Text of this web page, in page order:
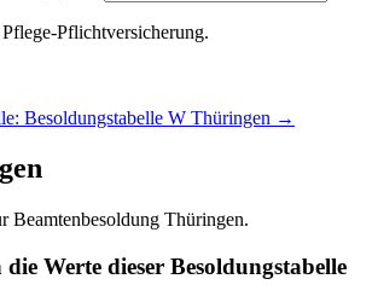
Pflichtversicherung.
Besoldungstabelle W Thüringen →
Beamtenbesoldung Thüringen.
Werte dieser Besoldungstabelle